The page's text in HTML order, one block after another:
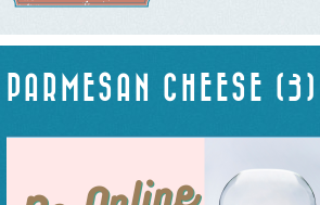
PARMESAN CHEESE (3)